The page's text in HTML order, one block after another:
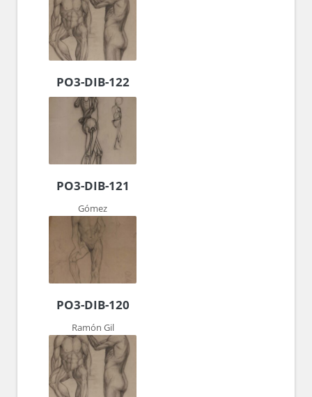
PO3-DIB-122
PO3-DIB-121
Gómez
PO3-DIB-120
Ramón Gil